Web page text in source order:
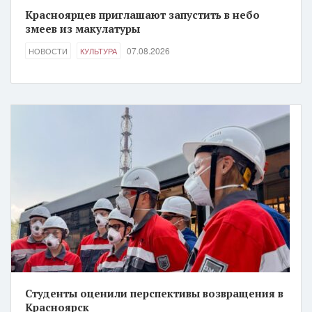
Красноярцев приглашают запустить в небо
змеев из макулатуры
НОВОСТИ КУЛЬТУРА 07.08.2026
Студенты оценили перспективы возвращения в
Красноярск